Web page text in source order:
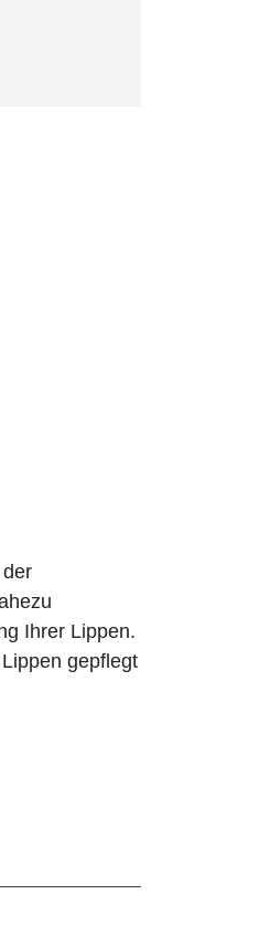
Ihrer Lippen.
gepflegt